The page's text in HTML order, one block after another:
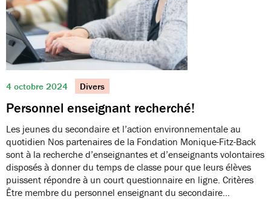
4 octobre 2024 Divers
Personnel enseignant recherché!
Les jeunes du secondaire et l’action environnementale au
quotidien Nos partenaires de la Fondation Monique-Fitz-Back
sont à la recherche d’enseignantes et d’enseignants volontaires
disposés à donner du temps de classe pour que leurs élèves
puissent répondre à un court questionnaire en ligne. Critères
Être membre du personnel enseignant du secondaire…